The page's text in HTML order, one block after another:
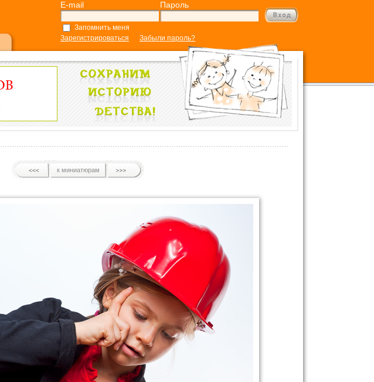
E-mail Пароль
Запомнить меня
Зарегистрироваться
Забыли пароль?
к миниатюрам